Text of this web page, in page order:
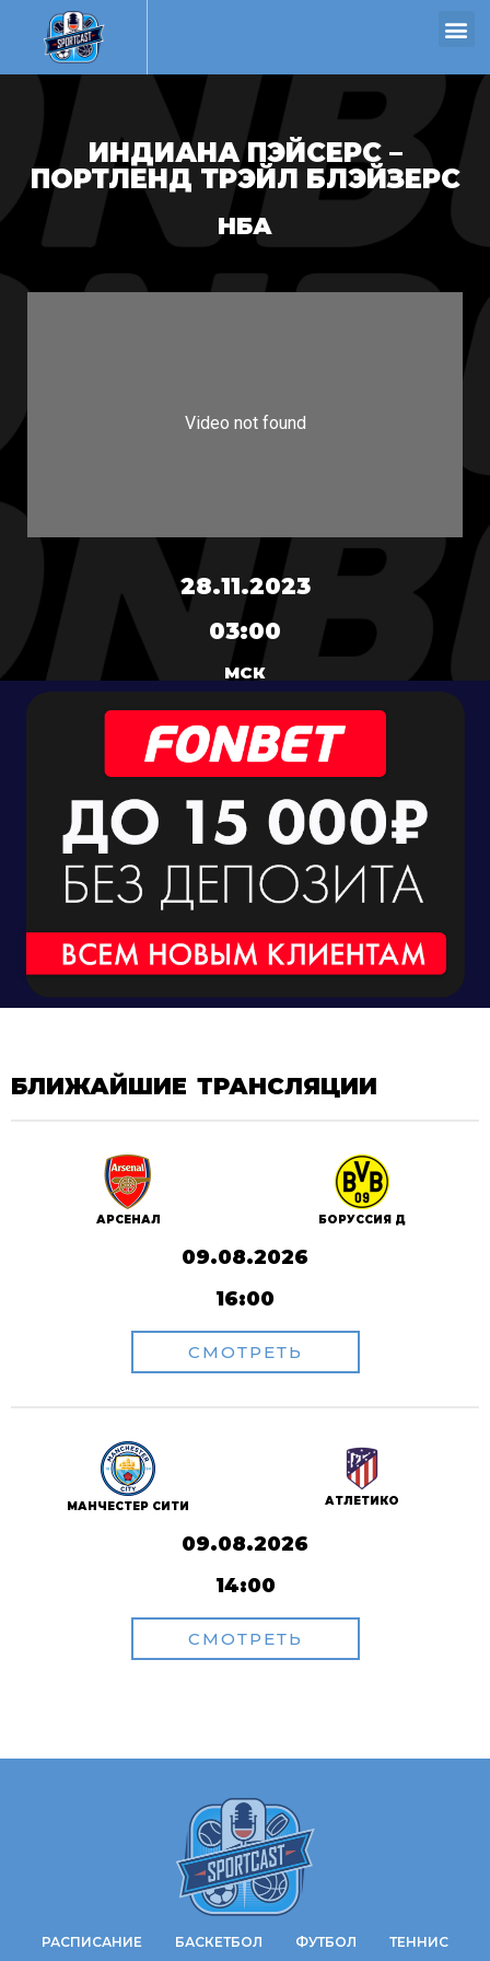
ИНДИАНА ПЭЙСЕРС –
ПОРТЛЕНД ТРЭЙЛ БЛЭЙЗЕРС
НБА
28.11.2023
03:00
МСК
БЛИЖАЙШИЕ ТРАНСЛЯЦИИ
АРСЕНАЛ БОРУССИЯ Д
09.08.2026
16:00
СМОТРЕТЬ
МАНЧЕСТЕР СИТИ АТЛЕТИКО
09.08.2026
14:00
СМОТРЕТЬ
РАСПИСАНИЕ БАСКЕТБОЛ ФУТБОЛ ТЕННИС